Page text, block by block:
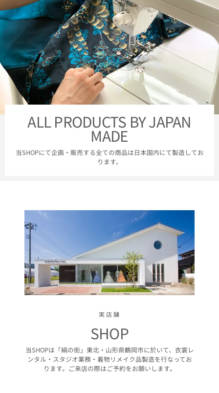
ALL PRODUCTS BY JAPAN
MADE
当SHOPにて企画・販売する全ての商品は日本国内にて製造してお
ります。
実店舗
SHOP
当SHOPは「絹の街」東北・山形県鶴岡市に於いて、衣裳レ
ンタル・スタジオ業務・着物リメイク品製造を行なってお
ります。ご来店の際はご予約をお願いします。